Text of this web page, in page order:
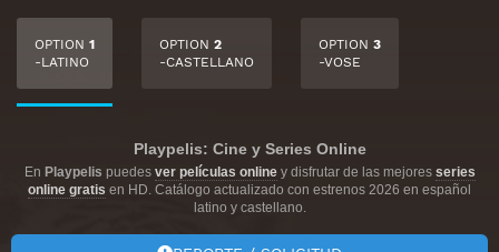
OPTION 1
-LATINO
OPTION 2
-CASTELLANO
OPTION 3
-VOSE
Playpelis: Cine y Series Online
En Playpelis puedes ver películas onliney disfrutar de las mejores series
online gratis en HD. Catálogo actualizado con estrenos 2026 en español
latino y castellano.